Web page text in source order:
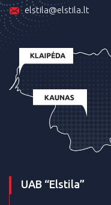
elstila@elstila.lt
UAB “Elstila”